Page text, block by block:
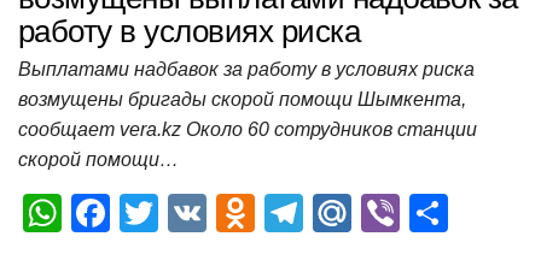
работу в условиях риска
Выплатами надбавок за работу в условиях риска
возмущены бригады скорой помощи Шымкента,
сообщает vera.kz Около 60 сотрудников станции
скорой помощи…
W
F
T
V
O
T
M
Vi